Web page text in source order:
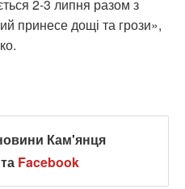
2-3 липня разом з
принесе дощі та грози»,
Кам'янця
Facebook